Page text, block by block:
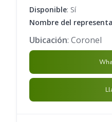
Disponible: Sí
Nombre del
Ubicación: Coronel